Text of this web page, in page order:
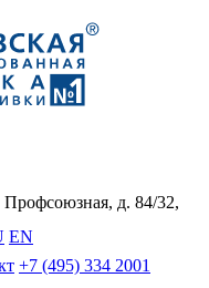
Профсоюзная, д. 84/32,
EN
+7 (495) 334 2001